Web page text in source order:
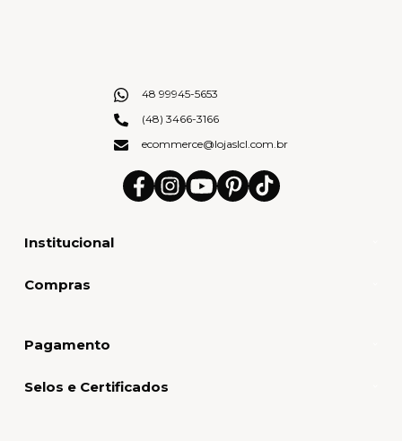
Institucional
Compras
48 99945-5653
(48) 3466-3166
ecommerce@lojaslcl.com.br
Pagamento
Selos e Certificados